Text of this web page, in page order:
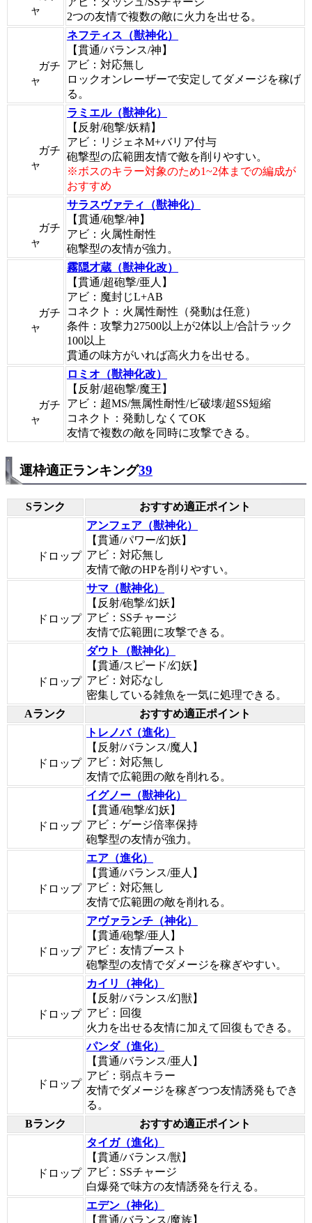
ャ
2つの友情で複数の敵に火力を出せる。
ガチ
ャ
ネフティス（獣神化）
【貫通/バランス/神】
アビ：対応無し
ロックオンレーザーで安定してダメージを稼げ
る。
ガチ
ャ
ラミエル（獣神化）
【反射/砲撃/妖精】
アビ：リジェネM+バリア付与
砲撃型の広範囲友情で敵を削りやすい。
※ボスのキラー対象のため1~2体までの編成が
おすすめ
ガチ
ャ
サラスヴァティ（獣神化）
【貫通/砲撃/神】
アビ：火属性耐性
砲撃型の友情が強力。
ガチ
ャ
霧隠才蔵（獣神化改）
【貫通/超砲撃/亜人】
アビ：魔封じL+AB
コネクト：火属性耐性（発動は任意）
条件：攻撃力27500以上が2体以上/合計ラック
100以上
貫通の味方がいれば高火力を出せる。
ガチ
ャ
ロミオ（獣神化改）
【反射/超砲撃/魔王】
アビ：超MS/無属性耐性/ビ破壊/超SS短縮
コネクト：発動しなくてOK
友情で複数の敵を同時に攻撃できる。
運枠適正ランキング39
Sランク おすすめ適正ポイント
ドロップ
アンフェア（獣神化）
【貫通/パワー/幻妖】
アビ：対応無し
友情で敵のHPを削りやすい。
ドロップ
サマ（獣神化）
【反射/砲撃/幻妖】
アビ：SSチャージ
友情で広範囲に攻撃できる。
ドロップ
ダウト（獣神化）
【貫通/スピード/幻妖】
アビ：対応なし
密集している雑魚を一気に処理できる。
Aランク
おすすめ適正ポイント
ドロップ
トレノバ（進化）
【反射/バランス/魔人】
アビ：対応無し
友情で広範囲の敵を削れる。
ドロップ
イグノー（獣神化）
【貫通/砲撃/幻妖】
アビ：ゲージ倍率保持
砲撃型の友情が強力。
ドロップ
エア（進化）
【貫通/バランス/亜人】
アビ：対応無し
友情で広範囲の敵を削れる。
ドロップ
アヴァランチ（神化）
【貫通/砲撃/亜人】
アビ：友情ブースト
砲撃型の友情でダメージを稼ぎやすい。
ドロップ
カイリ（神化）
【反射/バランス/幻獣】
アビ：回復
火力を出せる友情に加えて回復もできる。
ドロップ
パンダ（進化）
【貫通/バランス/亜人】
アビ：弱点キラー
友情でダメージを稼ぎつつ友情誘発もでき
る。
Bランク
おすすめ適正ポイント
ドロップ
タイガ（進化）
【貫通/バランス/獣】
アビ：SSチャージ
白爆発で味方の友情誘発を行える。
エデン（神化）
【貫通/バランス/魔族】